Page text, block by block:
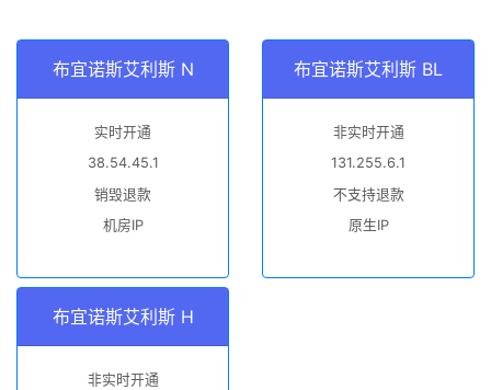
布宜诺斯艾利斯 N
实时开通
38.54.45.1
销毁退款
机房IP
布宜诺斯艾利斯 BL
非实时开通
131.255.6.1
不支持退款
原生IP
布宜诺斯艾利斯 H
非实时开通